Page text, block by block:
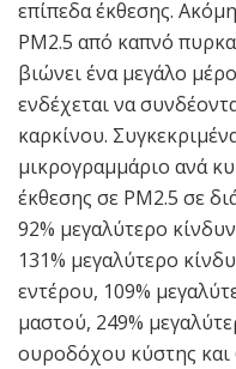
επίπεδα έκθεσης.
PM2.5 από καπνό
βιώνει ένα μεγάλο
ενδέχεται να
καρκίνου.
μικρογραμμάριο ανά
έκθεσης σε PM2.5 σε
92% μεγαλύτερο
131% μεγαλύτερο
εντέρου, 109%
μαστού, 249%
ουροδόχου κύστης και